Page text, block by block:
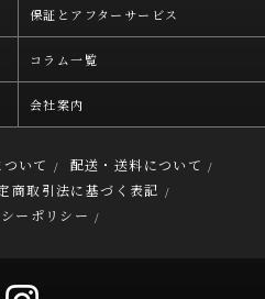
保証とアフターサービス
コラム一覧
会社案内
いて / 配送・送料について /
商取引法に基づく表記 /
ーポリシー /